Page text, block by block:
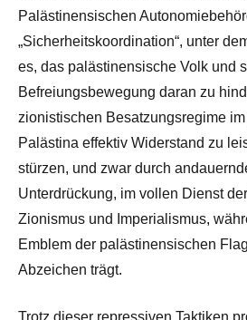
Palästinensischen
„Sicherheitskoordination“, unter
es, das palästinensische Volk und
Befreiungsbewegung daran zu
zionistischen Besatzungsregime
Palästina effektiv Widerstand zu
stürzen, und zwar durch
Unterdrückung, im vollen Dienst
Zionismus und Imperialismus,
Emblem der palästinensischen
Abzeichen trägt.
Trotz dieser repressiven Taktiken